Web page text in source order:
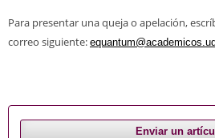
Para presentar una queja o apelación,
correo siguiente:
Enviar un